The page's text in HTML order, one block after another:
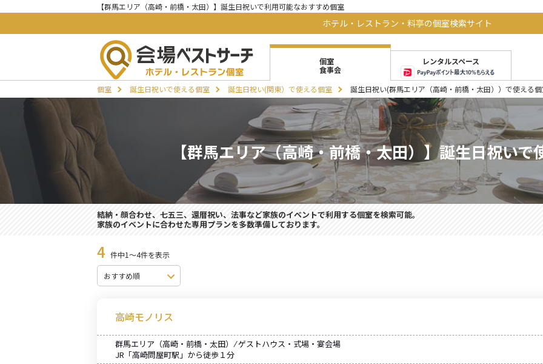
【群馬エリア（高崎・前橋・太田）】誕生日祝いで利用可能なおすすめ個室
ホテル・レストラン・料亭の個室検索サイト
個室
食事会
レンタルスペース
個室 誕生日祝いで使える個室 誕生日祝い(関東）で使える個室 誕生日祝い(群馬エリア（高崎・前橋・太田））で使える
【群馬エリア（高崎・前橋・太田）】誕生日祝いで
結納・顔合わせ、七五三、還暦祝い、法事など家族のイベントで利用する個室を検索可能。
家族のイベントに合わせた専用プランを多数準備しております。
4 件中1～4件を表示
高崎モノリス
群馬エリア（高崎・前橋・太田） ⁄ ゲストハウス・式場・宴会場
JR「高崎問屋町駅」から徒歩１分